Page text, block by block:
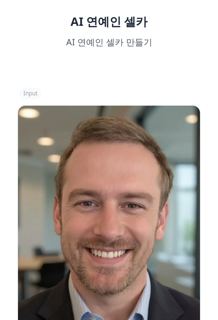
AI 연예인 셀카
AI 연예인 셀카 만들기
Input